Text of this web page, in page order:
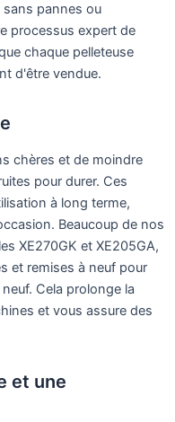
pannes ou
processus expert de
chaque pelleteuse
d'être vendue.
chères et de moindre
pour durer. Ces
à long terme,
Beaucoup de nos
XE270GK et XE205GA,
et remises à neuf pour
Cela prolonge la
et vous assure des
et une